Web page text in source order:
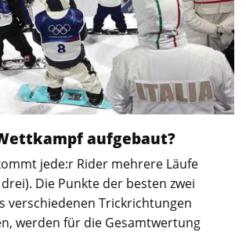
aufgebaut?
jede:r Rider mehrere Läufe
Die Punkte der besten zwei
verschiedenen Trickrichtungen
werden für die Gesamtwertung